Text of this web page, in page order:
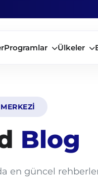
Programlar Ülkeler
Blog
en güncel